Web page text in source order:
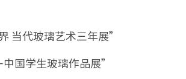
当代玻璃艺术三年展”
国学生玻璃作品展”